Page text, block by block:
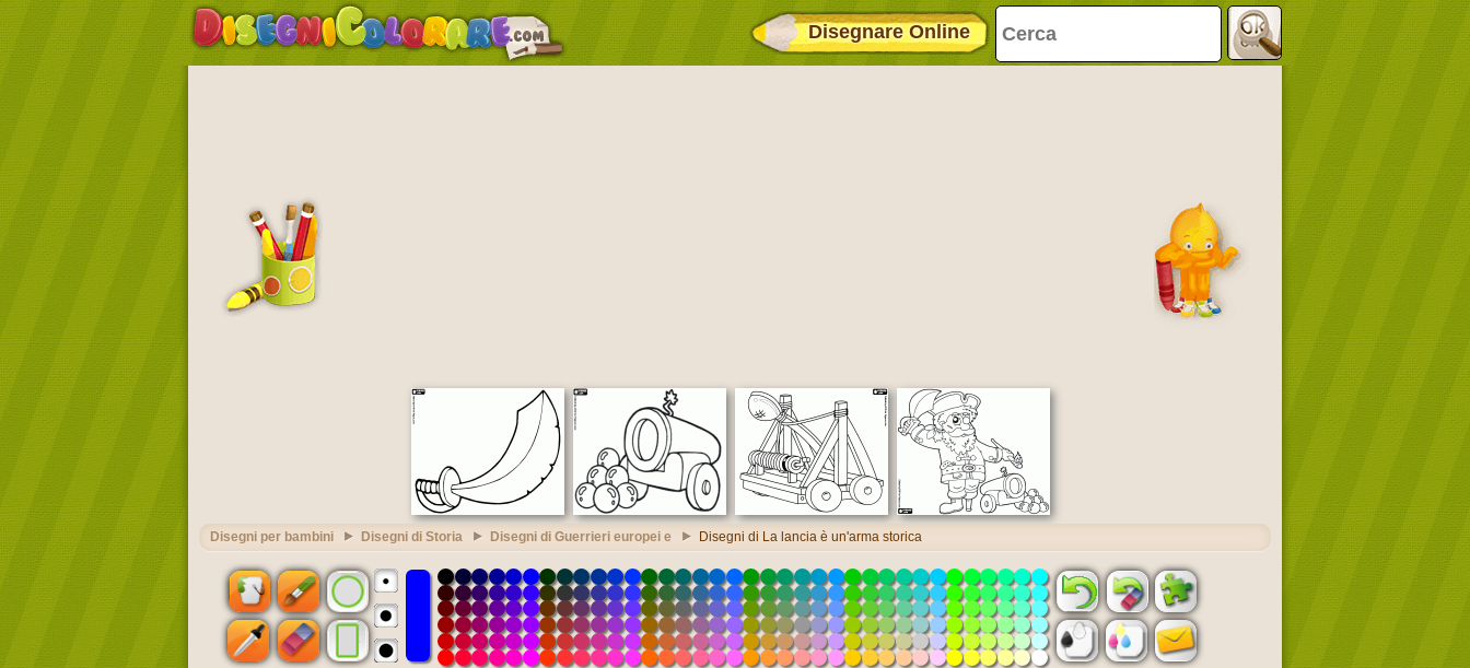
Disegnare Online
Disegni per bambini Disegni di Storia Disegni di Guerrieri europei e Disegni di La lancia è un'arma storica